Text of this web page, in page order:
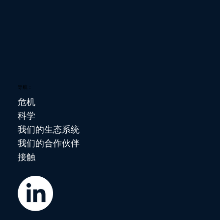
导航：
危机
科学
我们的生态系统
我们的合作伙伴
接触